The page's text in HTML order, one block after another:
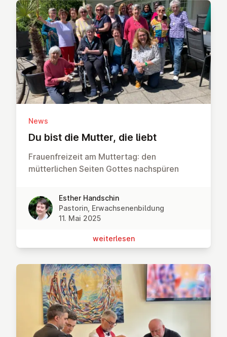
News
Du bist die Mutter, die liebt
Frauenfreizeit am Muttertag: den
mütterlichen Seiten Gottes nachspüren
Esther Handschin
Pastorin, Erwachsenenbildung
11. Mai 2025
wei­ter­le­sen